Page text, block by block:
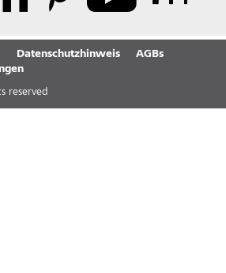
Datenschutzhinweis
AGBs
reserved